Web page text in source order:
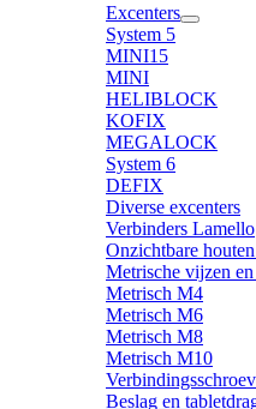
Excenters
System 5
MINI15
MINI
HELIBLOCK
KOFIX
MEGALOCK
System 6
DEFIX
Diverse excenters
Verbinders Lamello
Onzichtbare
Metrische vijzen en
Metrisch M4
Metrisch M6
Metrisch M8
Metrisch M10
Beslag en